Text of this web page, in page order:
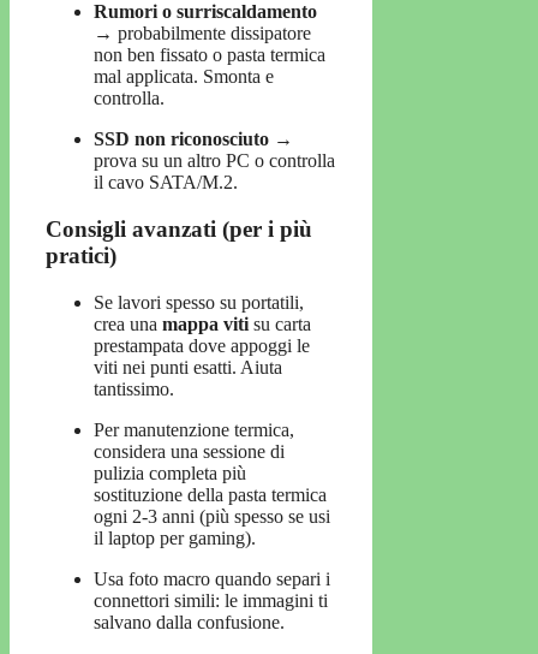
Rumori o surriscaldamento
→ probabilmente dissipatore
non ben fissato o pasta termica
mal applicata. Smonta e
controlla.
SSD non riconosciuto →
prova su un altro PC o controlla
il cavo SATA/M.2.
Consigli avanzati (per i più
pratici)
Se lavori spesso su portatili,
crea una mappa viti su carta
prestampata dove appoggi le
viti nei punti esatti. Aiuta
tantissimo.
Per manutenzione termica,
considera una sessione di
pulizia completa più
sostituzione della pasta termica
ogni 2-3 anni (più spesso se usi
il laptop per gaming).
Usa foto macro quando separi i
connettori simili: le immagini ti
salvano dalla confusione.